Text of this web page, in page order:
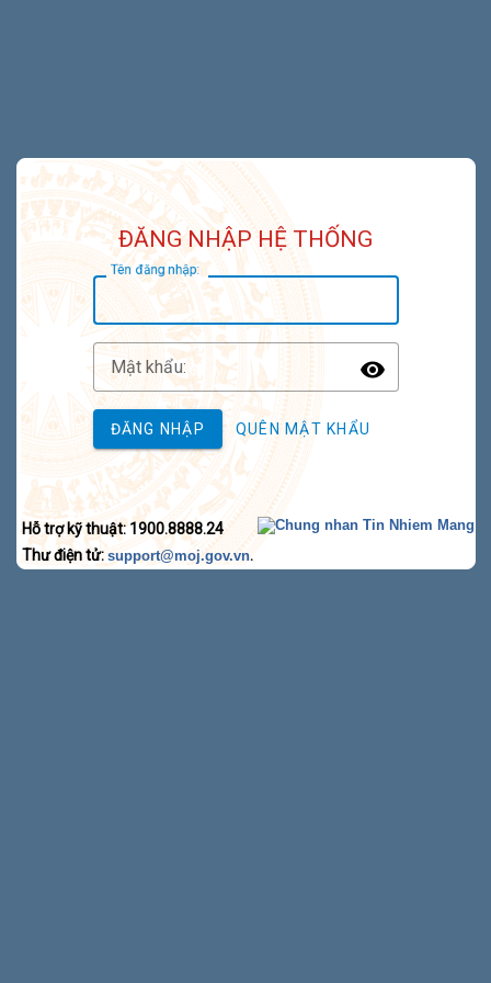
ĐĂNG NHẬP HỆ THỐNG
Tên đăng nhập:
Mật khẩu:
Toggle
ĐĂNG NHẬP QUÊN MẬT KHẨU
Hỗ trợ kỹ thuật: 1900.8888.24
Thư điện tử: support@moj.gov.vn.